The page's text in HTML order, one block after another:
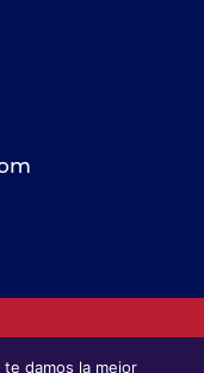
damos la mejor